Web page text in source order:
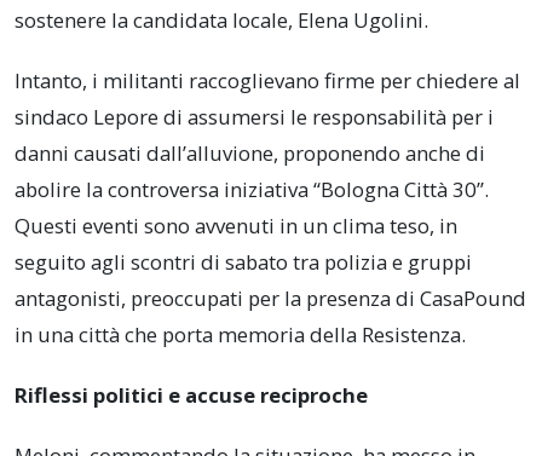
sostenere la candidata locale, Elena Ugolini.
Intanto, i militanti raccoglievano firme per chiedere al
sindaco Lepore di assumersi le responsabilità per i
danni causati dall’alluvione, proponendo anche di
abolire la controversa iniziativa “Bologna Città 30”.
Questi eventi sono avvenuti in un clima teso, in
seguito agli scontri di sabato tra polizia e gruppi
antagonisti, preoccupati per la presenza di CasaPound
in una città che porta memoria della Resistenza.
Riflessi politici e accuse reciproche